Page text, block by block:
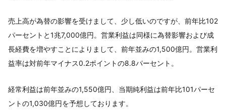
売上高が為替の影響を受けまして、少し低いのですが、前年比102
パーセントと1兆7,000億円。営業利益は同様に為替影響および成
長経費を増やすことによりまして、前年並みの1,500億円。営業利
益率は対前年マイナス0.2ポイントの8.8パーセント。
経常利益は前年並みの1,550億円、当期純利益は前年比101パーセ
ントの1,030億円を予想しております。